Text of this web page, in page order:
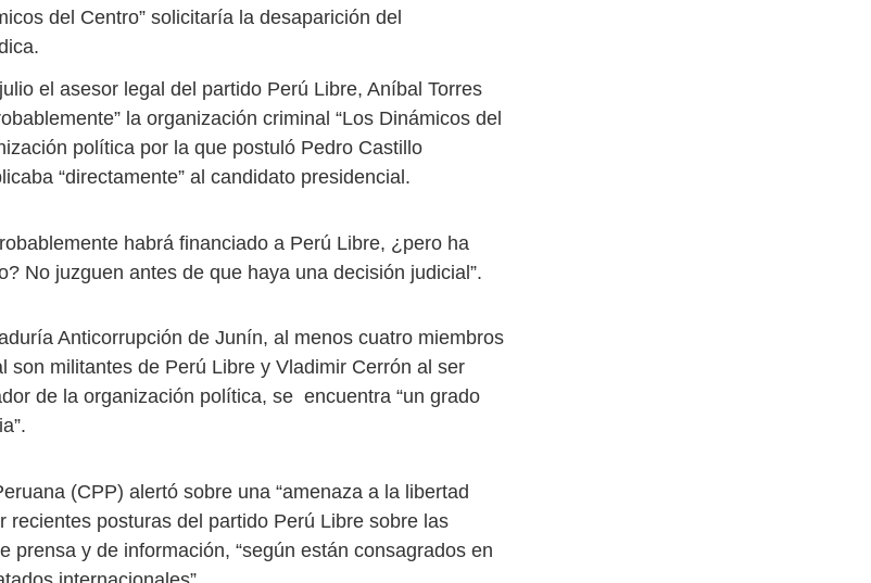
del Centro” solicitaría la desaparición del
el asesor legal del partido Perú Libre, Aníbal Torres
la organización criminal “Los Dinámicos del
política por la que postuló Pedro Castillo
“directamente” al candidato presidencial.
habrá financiado a Perú Libre, ¿pero ha
No juzguen antes de que haya una decisión judicial”.
Anticorrupción de Junín, al menos cuatro miembros
son militantes de Perú Libre y Vladimir Cerrón al ser
de la organización política, se encuentra “un grado
(CPP) alertó sobre una “amenaza a la libertad
recientes posturas del partido Perú Libre sobre las
prensa y de información, “según están consagrados en